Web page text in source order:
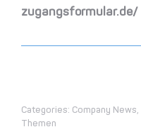
zugangsformular.de/
Categories: Company News,
Themen